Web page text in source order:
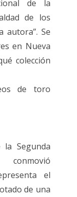
de la
de los
autora”. Se
en Nueva
colección
de toro
Segunda
el
de una